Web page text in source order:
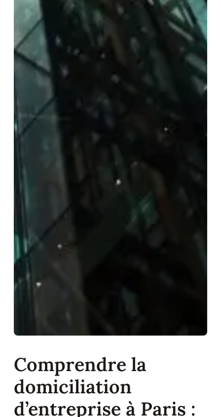
Comprendre la
domiciliation
d’entreprise à Paris :